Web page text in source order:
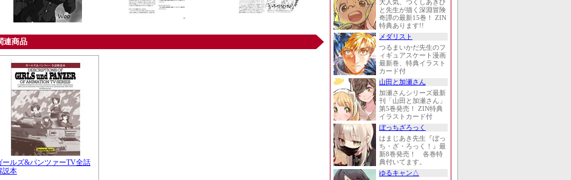
・・・・・・・
連商品
ールズ&パンツァーTV全話
説本
大人気、つくしあきひ
と先生が描く深淵冒険
奇譚の最新15巻！ ZIN
特典あります!!
メダリスト
つるまいかだ先生のフ
ィギュアスケート漫画
最新巻、特典イラスト
カード付
山田と加瀬さん
加瀬さんシリーズ最新
刊「山田と加瀬さん」
第5巻発売！ ZIN特典
イラストカード付
ぼっちざろっく
はまじあき先生『ぼっ
ち・ざ・ろっく！』最
新8巻発売！ 各巻特
典付いてます。
ゆるキャン△